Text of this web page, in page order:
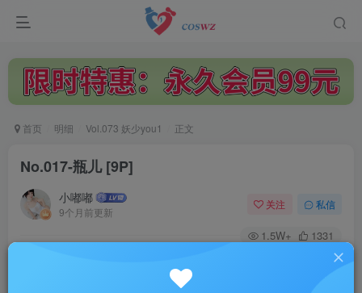
首页 明细 Vol.073 妖少you1 正文
No.017-瓶儿 [9P]
小嘟嘟
9个月前更新
关注 私信
1.5W+ 1331